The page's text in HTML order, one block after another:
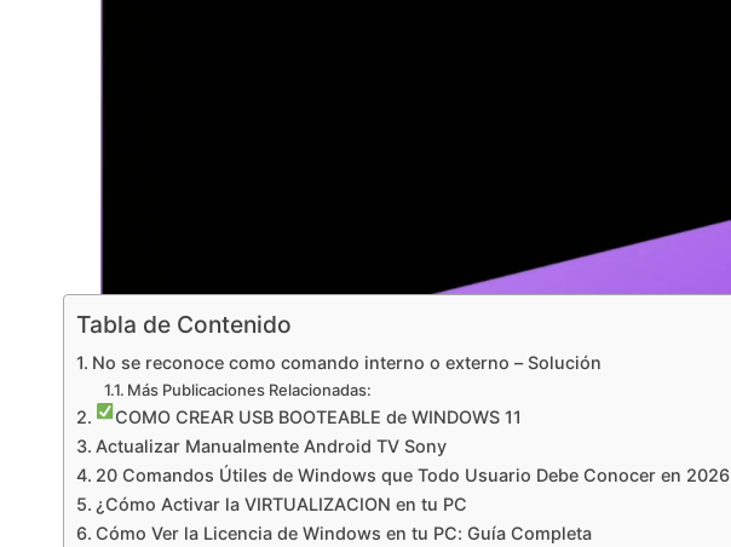
Tabla de Contenido
No se reconoce como comando interno o externo – Solución
Más Publicaciones Relacionadas:
COMO CREAR USB BOOTEABLE de WINDOWS 11
Actualizar Manualmente Android TV Sony
20 Comandos Útiles de Windows que Todo Usuario Debe Conocer en 2026
¿Cómo Activar la VIRTUALIZACION en tu PC
Cómo Ver la Licencia de Windows en tu PC: Guía Completa